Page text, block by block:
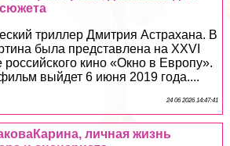
триллер Дмитрия Астpaxaна. В
была представлена на XXVI
кино «Окно в Европу».
выйдет 6 июня 2019 года....
24 06 2026 14:47:41
личная жизнь